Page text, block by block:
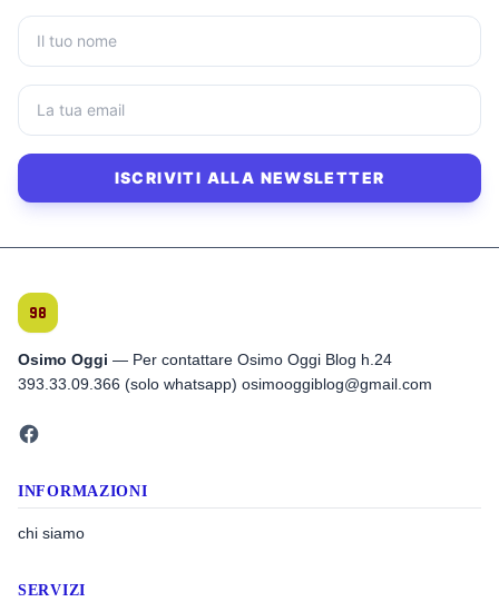
ISCRIVITI ALLA NEWSLETTER
Osimo Oggi — Per contattare Osimo Oggi Blog h.24
393.33.09.366 (solo whatsapp) osimooggiblog@gmail.com
INFORMAZIONI
chi siamo
SERVIZI